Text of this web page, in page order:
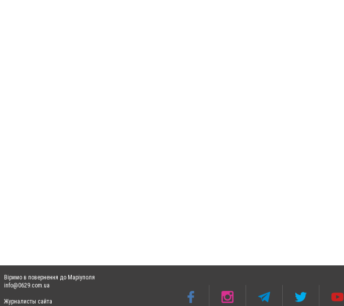
Віримо в повернення до Маріуполя
info@0629.com.ua
Журналисты сайта